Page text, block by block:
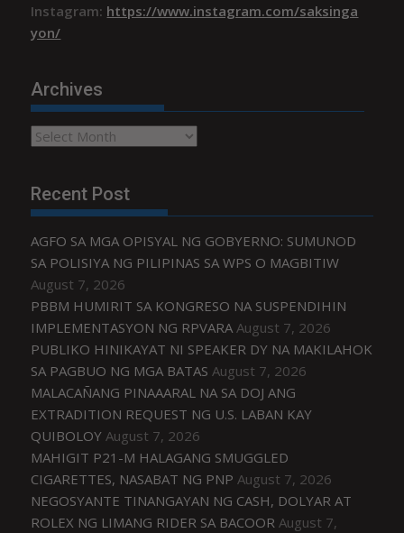
Instagram: https://www.instagram.com/saksinga
yon/
Archives
Archives
Recent Post
AGFO SA MGA OPISYAL NG GOBYERNO: SUMUNOD
SA POLISIYA NG PILIPINAS SA WPS O MAGBITIW
August 7, 2026
PBBM HUMIRIT SA KONGRESO NA SUSPENDIHIN
IMPLEMENTASYON NG RPVARA August 7, 2026
PUBLIKO HINIKAYAT NI SPEAKER DY NA MAKILAHOK
SA PAGBUO NG MGA BATAS August 7, 2026
MALACAÑANG PINAAARAL NA SA DOJ ANG
EXTRADITION REQUEST NG U.S. LABAN KAY
QUIBOLOY August 7, 2026
MAHIGIT P21-M HALAGANG SMUGGLED
CIGARETTES, NASABAT NG PNP August 7, 2026
NEGOSYANTE TINANGAYAN NG CASH, DOLYAR AT
ROLEX NG LIMANG RIDER SA BACOOR August 7,